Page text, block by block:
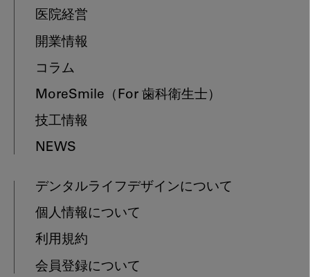
医院経営
開業情報
コラム
MoreSmile （For 歯科衛生士）
技工情報
NEWS
デンタルライフデザインについて
個人情報について
利用規約
会員登録について